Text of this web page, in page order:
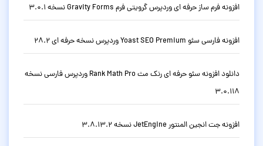
افزونه فرم ساز حرفه ای وردپرس گرویتی فرم Gravity Forms نسخه 3.0.1
افزونه فارسی سئو Yoast SEO Premium وردپرس نسخه حرفه ای 28.2
دانلود افزونه سئو حرفه ای رنک مث Rank Math Pro وردپرس فارسی نسخه
3.0.118
افزونه جت انجین المنتور JetEngine نسخه 3.8.13.2